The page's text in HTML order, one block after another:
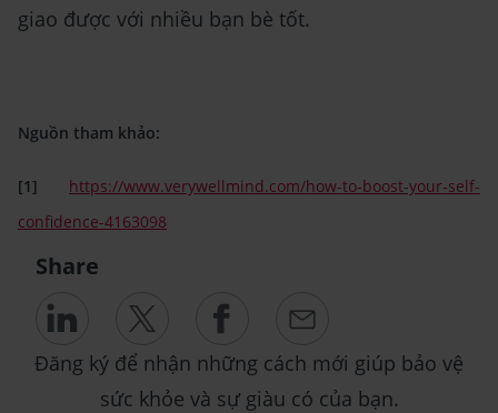
giao được với nhiều bạn bè tốt.
Nguồn tham khảo:
[1]
https://www.verywellmind.com/how-to-boost-your-self-
confidence-4163098
Share
Đăng ký để nhận những cách mới giúp bảo vệ
sức khỏe và sự giàu có của bạn.